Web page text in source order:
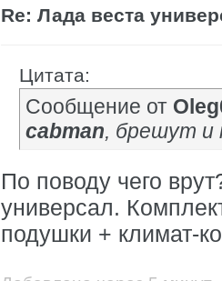
Re: Лада веста
Цитата:
Сообщение от
cabman, брешут и
По поводу чего
универсал.
подушки + климат-